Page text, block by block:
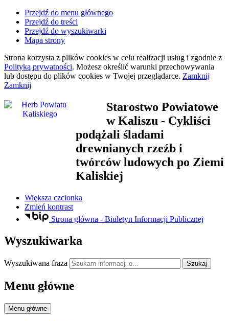
Przejdź do menu głównego
Przejdź do treści
Przejdź do wyszukiwarki
Mapa strony
Strona korzysta z plików cookies w celu realizacji usług i zgodnie z
Polityką prywatności. Możesz określić warunki przechowywania
lub dostępu do plików cookies w Twojej przeglądarce. Zamknij
Zamknij
Starostwo Powiatowe
w Kaliszu - Cykliści
podążali śladami
drewnianych rzeźb i
twórców ludowych po Ziemi
Kaliskiej
Większa czcionka
Zmień kontrast
Strona główna - Biuletyn Informacji Publicznej
Wyszukiwarka
Wyszukiwana fraza Szukaj
Menu główne
Menu główne